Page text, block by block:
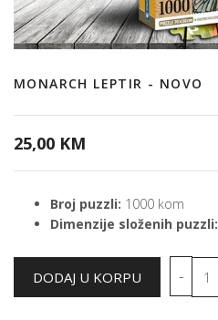
MONARCH LEPTIR - NOVO
25,00 KM
Broj puzzli: 1000 kom
Dimenzije složenih puzzli: